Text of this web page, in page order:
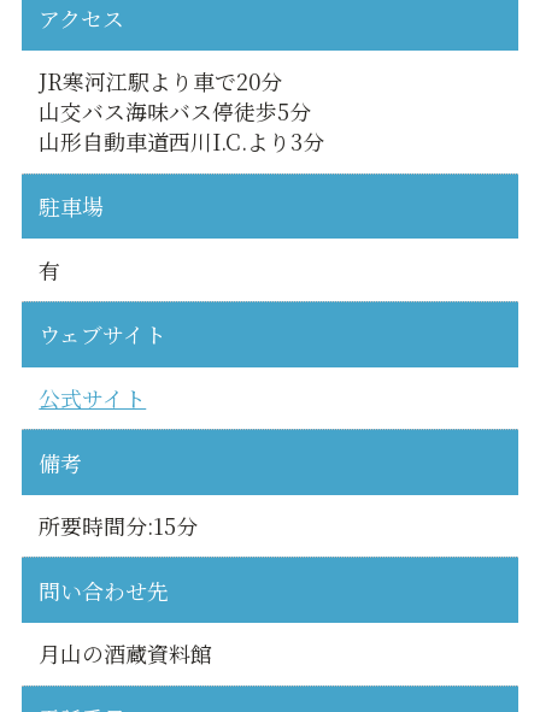
アクセス
JR寒河江駅より車で20分
山交バス海味バス停徒歩5分
山形自動車道西川I.C.より3分
駐車場
有
ウェブサイト
公式サイト
備考
所要時間分:15分
問い合わせ先
月山の酒蔵資料館